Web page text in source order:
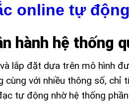
online tự
hành hệ thống
lắp đặt dựa trên mô hình
cùng với nhiều thông số,
tự động nhờ hệ thống